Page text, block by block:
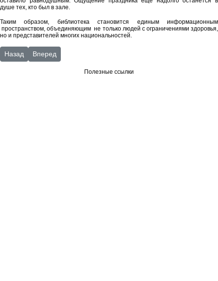
душе тех, кто был в зале.
Таким образом, библиотека становится единым информационным
пространством, объединяющим не только людей с ограничениями здоровья,
но и представителей многих национальностей.
Предыдущий: 2014 год
Назад Следующий: Графики Внестационарный отдел
Вперед
Полезные ссылки